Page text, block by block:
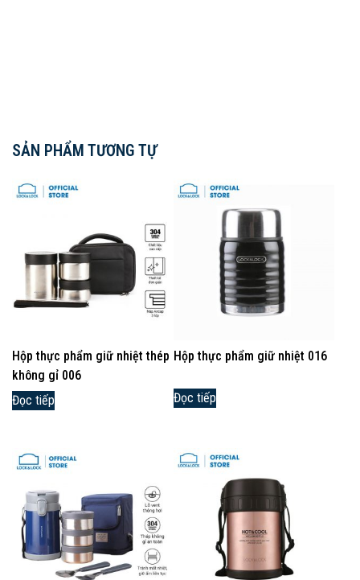
SẢN PHẨM TƯƠNG TỰ
Hộp thực phẩm giữ nhiệt thép
không gỉ 006
Đọc tiếp
Hộp thực phẩm giữ nhiệt 016
Đọc tiếp